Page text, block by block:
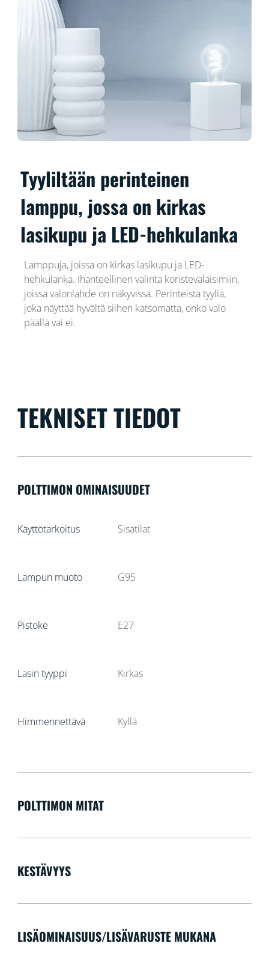
Tyyliltään perinteinen
lamppu, jossa on kirkas
lasikupu ja LED-hehkulanka
Lamppuja, joissa on kirkas lasikupu ja LED-
hehkulanka. Ihanteellinen valinta koristevalaisimiin,
joissa valonlähde on näkyvissä. Perinteistä tyyliä,
joka näyttää hyvältä siihen katsomatta, onko valo
päällä vai ei.
TEKNISET TIEDOT
POLTTIMON OMINAISUUDET
Käyttötarkoitus Sisätilat
Lampun muoto G95
Pistoke E27
Lasin tyyppi Kirkas
Himmennettävä Kyllä
POLTTIMON MITAT
KESTÄVYYS
LISÄOMINAISUUS/LISÄVARUSTE MUKANA